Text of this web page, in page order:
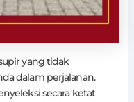
yang tidak
dalam perjalanan.
secara ketat